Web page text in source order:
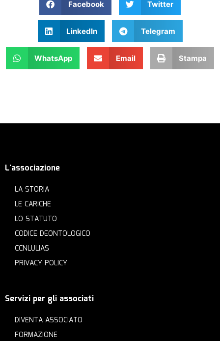
Facebook Twitter
LinkedIn Telegram
WhatsApp Email Stampa
L'associazione
LA STORIA
LE CARICHE
LO STATUTO
CODICE DEONTOLOGICO
CCNLULIAS
PRIVACY POLICY
Servizi per gli associati
DIVENTA ASSOCIATO
FORMAZIONE